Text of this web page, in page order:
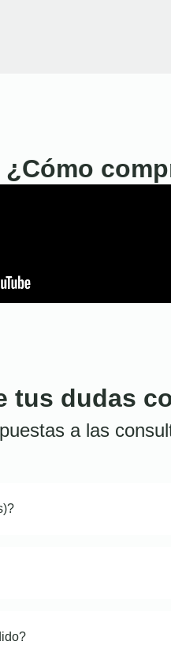
¿Cómo
tus dudas
a las